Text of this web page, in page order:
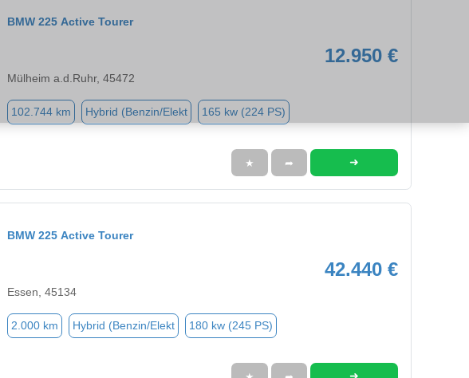
BMW 225 Active Tourer
12.950 €
Mülheim a.d.Ruhr, 45472
102.744 km Hybrid (Benzin/Elekt 165 kw (224 PS)
★ ➦ ➜
BMW 225 Active Tourer
42.440 €
Essen, 45134
2.000 km Hybrid (Benzin/Elekt 180 kw (245 PS)